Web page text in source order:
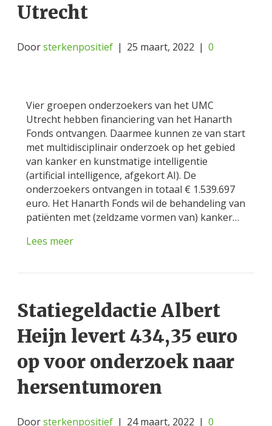
Utrecht
Doorsterkenpositief | 25 maart, 2022 | 0
Vier groepen onderzoekers van het UMC
Utrecht hebben financiering van het Hanarth
Fonds ontvangen. Daarmee kunnen ze van start
met multidisciplinair onderzoek op het gebied
van kanker en kunstmatige intelligentie
(artificial intelligence, afgekort AI). De
onderzoekers ontvangen in totaal € 1.539.697
euro. Het Hanarth Fonds wil de behandeling van
patiënten met (zeldzame vormen van) kanker…
Lees meer
Statiegeldactie Albert
Heijn levert 434,35 euro
op voor onderzoek naar
hersentumoren
Doorsterkenpositief | 24 maart, 2022 | 0